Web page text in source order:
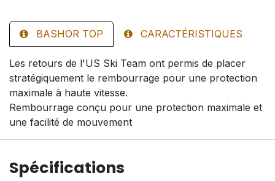
BASHOR TOP CARACTÉRISTIQUES
Les retours de l'US Ski Team ont permis de placer
stratégiquement le rembourrage pour une protection
maximale à haute vitesse.
Rembourrage conçu pour une protection maximale et
une facilité de mouvement
Spécifications